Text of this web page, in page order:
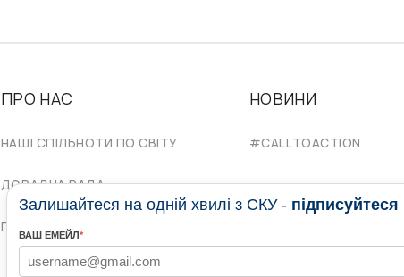
ПРО НАС
НАШІ СПІЛЬНОТИ ПО СВІТУ
ДОРАДЧА РАДА
ПРОВІД СКУ
НОВИНИ
#CALLTOACTION
Залишайтеся на одній хвилі з СКУ -
ВАШ ЕМЕЙЛ*